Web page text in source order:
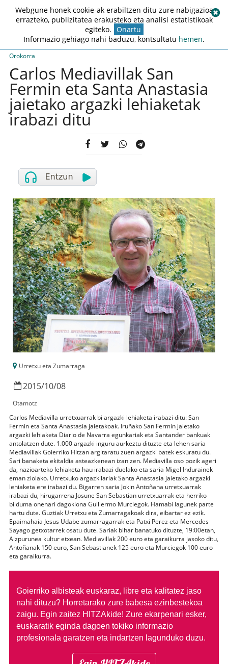
Orokorra
Carlos Mediavillak San
Fermin eta Santa Anastasia
jaietako argazki lehiaketak
irabazi ditu
Urretxu eta Zumarraga
2015/10/08
Otamotz
Carlos Mediavilla urretxuarrak bi argazki lehiaketa irabazi ditu: San
Fermin eta Santa Anastasia jaietakoak. Iruñako San Fermin jaietako
argazki lehiaketa Diario de Navarra egunkariak eta Santander bankuak
antolatzen dute. 1.000 argazki inguru aurkeztu dituzte eta lehen saria
Mediavillak Goierriko Hitzan argitaratu zuen argazki batek eskuratu du.
Sari banaketa ekitaldia asteazkenean izan zen. Mediavilla oso pozik ageri
da, nazioarteko lehiaketa hau irabazi duelako eta saria Migel Indurainek
eman ziolako. Urretxuko argazkilariak Santa Anastasia jaietako argazki
lehiaketa ere irabazi du. Bigarren saria Jokin Antoñana urretxuarrak
irabazi du, hirugarrena Josune San Sebastian urretxuarrak eta herriko
bilduma onenari dagokiona Guillermo Murciegok. Hamabi lagunek parte
hartu dute. Guztiak Urretxu eta Zumarragakoak dira, eibartar ez ezik.
Epaimahaia Jesus Udabe zumarragarrak eta Patxi Perez eta Mercedes
Sayago getxotarrek osatu dute. Sariak bihar banatuko dituzte, 19:00etan,
Aizpurunea kultur etxean. Mediavillak 200 euro eta garaikurra jasoko ditu,
Antoñanak 150 euro, San Sebastianek 125 euro eta Murciegok 100 euro
eta garaikurra.
Goierriko albisteak euskaraz, libre eta kalitatez jaso
nahi dituzu? Horretarako zure babesa ezinbestekoa
zaigu. Egin zaitez HITZAkide! Zure ekarpenari esker,
euskaratik eginda dagoen tokiko informazio
profesionala garatzen eta indartzen lagunduko duzu.
Webgune honek cookie-ak erabiltzen ditu zure nabigazioa
errazteko, publizitatea erakusteko eta analisi estatistikoak
egiteko. Onartu
Informazio gehiago nahi baduzu, kontsultatu hemen.